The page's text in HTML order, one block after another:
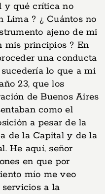
y qué crítica no
Lima ? ¿ Cuántos no
ajeno de mi
mis principios ? En
una conducta
lo que a mi
23, que los
de Buenos Aires
como el
a pesar de la
de la Capital y de la
He aquí, señor
en que por
mío me veo
a la